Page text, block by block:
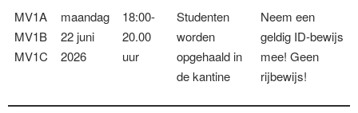
MV1A
MV1B
MV1C
maandag
22 juni
2026
18:00-
20.00
uur
Studenten
worden
opgehaald in
de kantine
Neem een
geldig ID-bewijs
mee! Geen
rijbewijs!